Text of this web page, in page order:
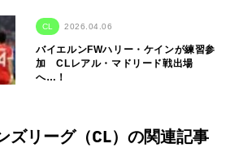
CL 2026.04.06
バイエルンFWハリー・ケインが練習参
加 CLレアル・マドリード戦出場
へ…！
ズリーグ（CL）の関連記事